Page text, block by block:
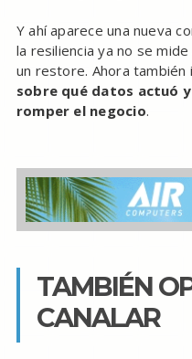
Y ahí aparece una nueva
la resiliencia ya no se
un restore. Ahora
sobre qué datos actuó
romper el negocio.
TAMBIÉN
CANALAR